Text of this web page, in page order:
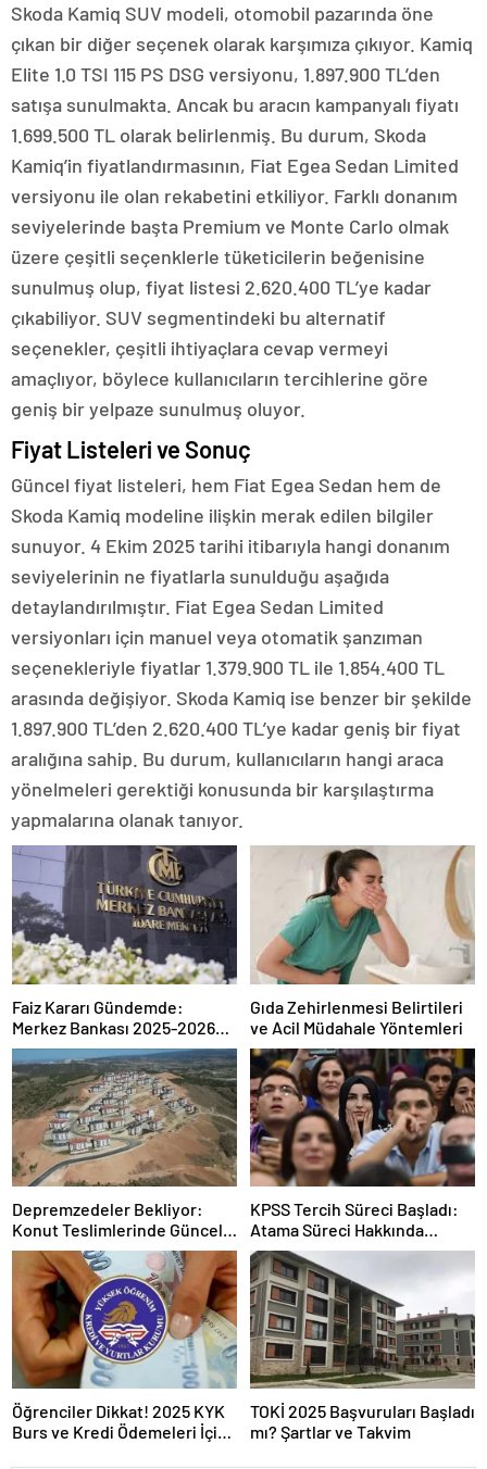
Skoda Kamiq SUV modeli, otomobil pazarında öne
çıkan bir diğer seçenek olarak karşımıza çıkıyor. Kamiq
Elite 1.0 TSI 115 PS DSG versiyonu, 1.897.900 TL’den
satışa sunulmakta. Ancak bu aracın kampanyalı fiyatı
1.699.500 TL olarak belirlenmiş. Bu durum, Skoda
Kamiq’in fiyatlandırmasının, Fiat Egea Sedan Limited
versiyonu ile olan rekabetini etkiliyor. Farklı donanım
seviyelerinde başta Premium ve Monte Carlo olmak
üzere çeşitli seçenklerle tüketicilerin beğenisine
sunulmuş olup, fiyat listesi 2.620.400 TL’ye kadar
çıkabiliyor. SUV segmentindeki bu alternatif
seçenekler, çeşitli ihtiyaçlara cevap vermeyi
amaçlıyor, böylece kullanıcıların tercihlerine göre
geniş bir yelpaze sunulmuş oluyor.
Fiyat Listeleri ve Sonuç
Güncel fiyat listeleri, hem Fiat Egea Sedan hem de
Skoda Kamiq modeline ilişkin merak edilen bilgiler
sunuyor. 4 Ekim 2025 tarihi itibarıyla hangi donanım
seviyelerinin ne fiyatlarla sunulduğu aşağıda
detaylandırılmıştır. Fiat Egea Sedan Limited
versiyonları için manuel veya otomatik şanzıman
seçenekleriyle fiyatlar 1.379.900 TL ile 1.854.400 TL
arasında değişiyor. Skoda Kamiq ise benzer bir şekilde
1.897.900 TL’den 2.620.400 TL’ye kadar geniş bir fiyat
aralığına sahip. Bu durum, kullanıcıların hangi araca
yönelmeleri gerektiği konusunda bir karşılaştırma
yapmalarına olanak tanıyor.
Faiz Kararı Gündemde:
Merkez Bankası 2025-2026
Takvimi
Gıda Zehirlenmesi Belirtileri
ve Acil Müdahale Yöntemleri
Depremzedeler Bekliyor:
Konut Teslimlerinde Güncel
Rakamlar
KPSS Tercih Süreci Başladı:
Atama Süreci Hakkında
Bilmeniz Gerekenler
Öğrenciler Dikkat! 2025 KYK
Burs ve Kredi Ödemeleri İçin
TOKİ 2025 Başvuruları Başladı
mı? Şartlar ve Takvim